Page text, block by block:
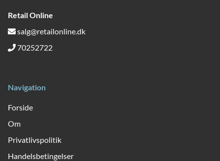
Retail Online
salg@retailonline.dk
70252722
Navigation
Forside
Om
Privatlivspolitik
Handelsbetingelser